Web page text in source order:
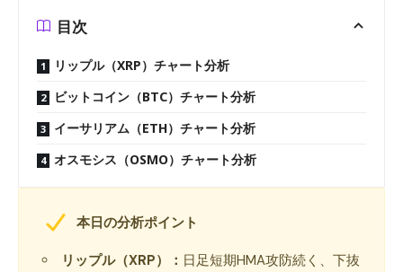
目次
リップル（XRP）チャート分析
ビットコイン（BTC）チャート分析
イーサリアム（ETH）チャート分析
オスモシス（OSMO）チャート分析
本日の分析ポイント
リップル（XRP）： 日足短期HMA攻防続く、下抜